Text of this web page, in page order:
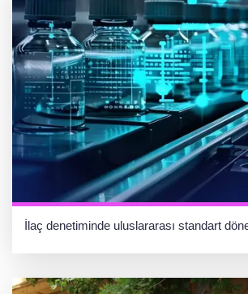
İlaç denetiminde uluslararası standart